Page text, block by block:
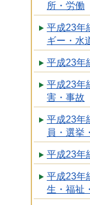
所・労働
平成23年
ギー・水
平成23年
平成23年
害・事故
平成23年
員・選挙
平成23年
平成23年
生・福祉